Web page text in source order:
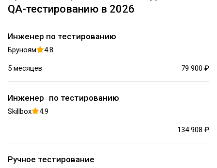
QA-тестированию в 2026
Инженер по тестированию
Бруноям 4.8
5 месяцев 79 900 ₽
Инженер по тестированию
Skillbox 4.9
134 908 ₽
Ручное тестирование